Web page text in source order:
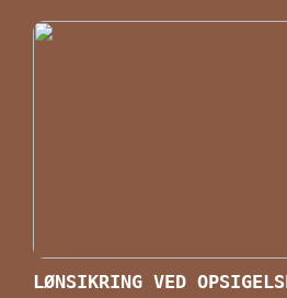
LØNSIKRING VED